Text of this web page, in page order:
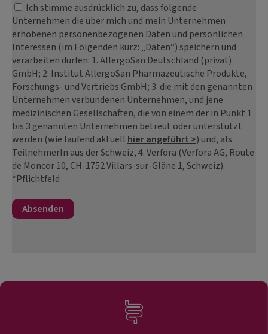
Ich stimme ausdrücklich zu, dass folgende
Unternehmen die über mich und mein Unternehmen
erhobenen personenbezogenen Daten und persönlichen
Interessen (im Folgenden kurz: „Daten“) speichern und
verarbeiten dürfen: 1. AllergoSan Deutschland (privat)
GmbH; 2. Institut AllergoSan Pharmazeutische Produkte,
Forschungs- und Vertriebs GmbH; 3. die mit den genannten
Unternehmen verbundenen Unternehmen, und jene
medizinischen Gesellschaften, die von einem der in Punkt 1
bis 3 genannten Unternehmen betreut oder unterstützt
werden (wie laufend aktuell hier angeführt >) und, als
TeilnehmerIn aus der Schweiz, 4. Verfora (Verfora AG, Route
de Moncor 10, CH-1752 Villars-sur-Glâne 1, Schweiz).
*Pflichtfeld